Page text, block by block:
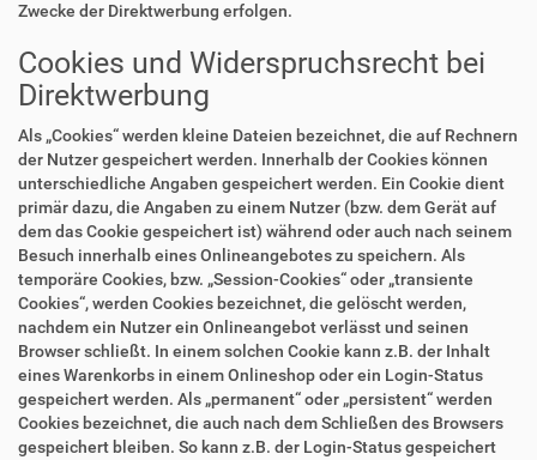
Zwecke der Direktwerbung erfolgen.
Cookies und Widerspruchsrecht bei
Direktwerbung
Als „Cookies“ werden kleine Dateien bezeichnet, die auf Rechnern
der Nutzer gespeichert werden. Innerhalb der Cookies können
unterschiedliche Angaben gespeichert werden. Ein Cookie dient
primär dazu, die Angaben zu einem Nutzer (bzw. dem Gerät auf
dem das Cookie gespeichert ist) während oder auch nach seinem
Besuch innerhalb eines Onlineangebotes zu speichern. Als
temporäre Cookies, bzw. „Session-Cookies“ oder „transiente
Cookies“, werden Cookies bezeichnet, die gelöscht werden,
nachdem ein Nutzer ein Onlineangebot verlässt und seinen
Browser schließt. In einem solchen Cookie kann z.B. der Inhalt
eines Warenkorbs in einem Onlineshop oder ein Login-Status
gespeichert werden. Als „permanent“ oder „persistent“ werden
Cookies bezeichnet, die auch nach dem Schließen des Browsers
gespeichert bleiben. So kann z.B. der Login-Status gespeichert